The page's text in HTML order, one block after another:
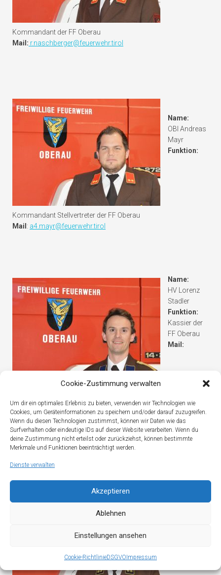
Cookie-Zustimmung verwalten
Um dir ein optimales Erlebnis zu bieten, verwenden wir Technologien wie
Cookies, um Geräteinformationen zu speichern und/oder darauf zuzugreifen.
Wenn du diesen Technologien zustimmst, können wir Daten wie das
Surfverhalten oder eindeutige IDs auf dieser Website verarbeiten. Wenn du
deine Zustimmung nicht erteilst oder zurückziehst, können bestimmte
Merkmale und Funktionen beeinträchtigt werden.
Dienste verwalten
Akzeptieren
Ablehnen
Einstellungen ansehen
Cookie-RichtlinieDSGVOImpressum
Kommandant der FF Oberau
Mail: r.naschberger@feuerwehr.tirol
Name:
OBI Andreas
Mayr
Funktion:
Kommandant Stellvertreter der FF Oberau
Mail : a4.mayr@feuerwehr.tirol
Name:
HV Lorenz
Stadler
Funktion:
Kassier der
FF Oberau
Mail:
l.stadler@feuerwehr.tirol